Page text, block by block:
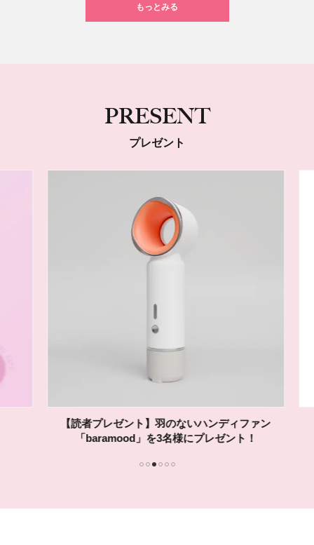
もっとみる
PRESENT
プレゼント
【読者プレゼント】羽のないハンディファン
「baramood」を3名様にプレゼント！